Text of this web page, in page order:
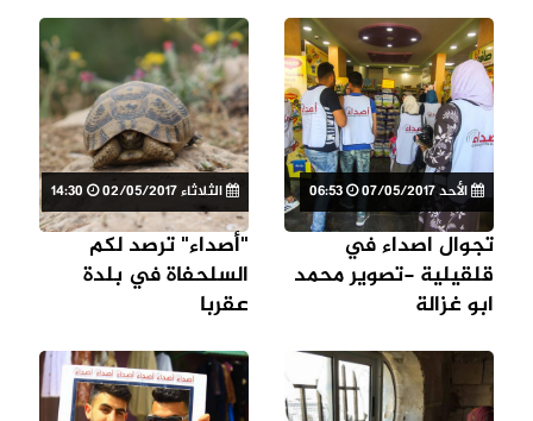
الأحد 07/05/2017
تجوال اصداء في
قلقيلية -تصوير محمد
ابو غزالة
الثلاثاء 02/05/2017
"أصداء" ترصد لكم
السلحفاة في بلدة
عقربا